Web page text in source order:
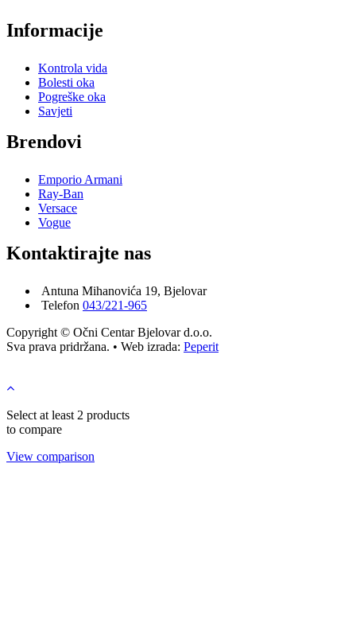
Informacije
Kontrola vida
Bolesti oka
Pogreške oka
Savjeti
Brendovi
Emporio Armani
Ray-Ban
Versace
Vogue
Kontaktirajte nas
Antuna Mihanovića 19, Bjelovar
Telefon 043/221-965
Copyright © Očni Centar Bjelovar d.o.o.
Sva prava pridržana. • Web izrada: Peperit
Select at least 2 products
to compare
View comparison